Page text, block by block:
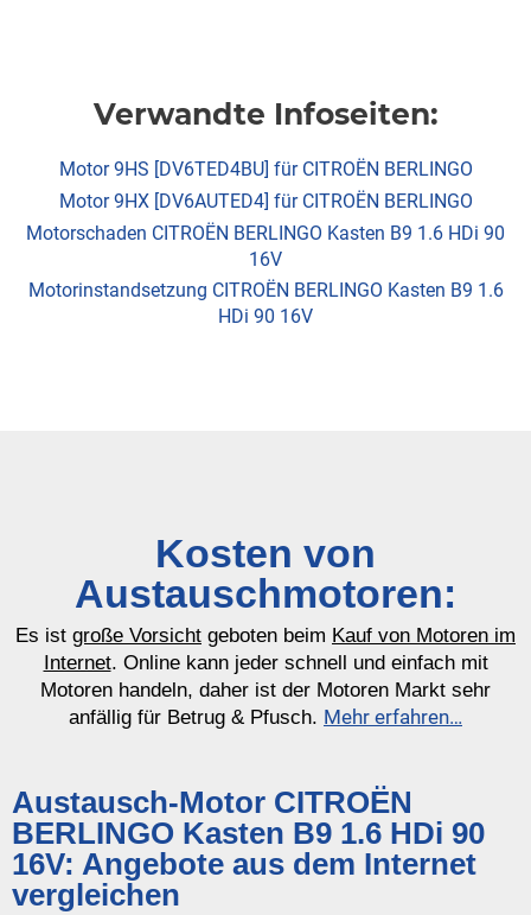
Verwandte Infoseiten:
Motor 9HS [DV6TED4BU] für CITROËN BERLINGO
Motor 9HX [DV6AUTED4] für CITROËN BERLINGO
Motorschaden CITROËN BERLINGO Kasten B9 1.6 HDi 90
16V
Motorinstandsetzung CITROËN BERLINGO Kasten B9 1.6
HDi 90 16V
Kosten von
Austauschmotoren:
Es ist große Vorsicht geboten beim Kauf von Motoren im
Internet. Online kann jeder schnell und einfach mit
Motoren handeln, daher ist der Motoren Markt sehr
anfällig für Betrug & Pfusch. Mehr erfahren…
Austausch-Motor CITROËN
BERLINGO Kasten B9 1.6 HDi 90
16V: Angebote aus dem Internet
vergleichen